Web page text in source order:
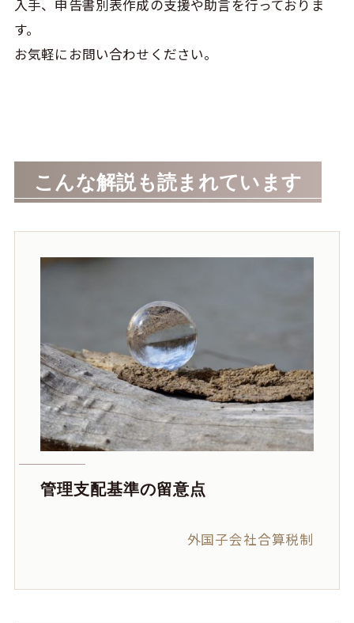
入手、申告書別表作成の支援や助言を行っておりま
す。
お気軽にお問い合わせください。
こんな解説も読まれています
管理支配基準の留意点
外国子会社合算税制